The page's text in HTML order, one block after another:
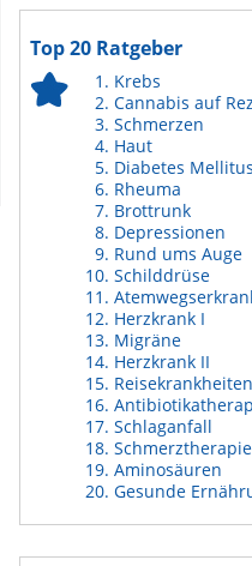
Top 20 Ratgeber
Krebs
Cannabis auf
Schmerzen
Haut
Diabetes Mellitus
Rheuma
Brottrunk
Depressionen
Rund ums Auge
Schilddrüse
Herzkrank I
Migräne
Herzkrank II
Reisekrankheiten
Schlaganfall
Schmerztherapie
Aminosäuren
Gesunde